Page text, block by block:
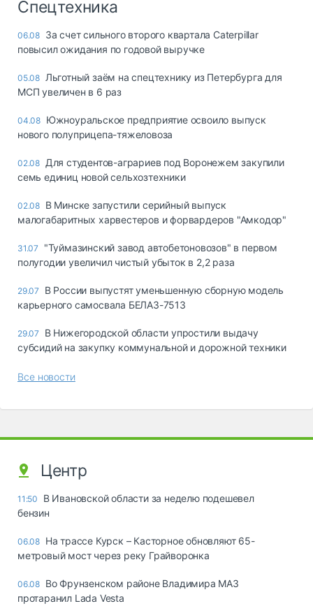
Спецтехника
06.08 За счет сильного второго квартала Caterpillar
повысил ожидания по годовой выручке
05.08 Льготный заём на спецтехнику из Петербурга для
МСП увеличен в 6 раз
04.08 Южноуральское предприятие освоило выпуск
нового полуприцепа-тяжеловоза
02.08 Для студентов-аграриев под Воронежем закупили
семь единиц новой сельхозтехники
02.08 В Минске запустили серийный выпуск
малогабаритных харвестеров и форвардеров "Амкодор"
31.07
"Туймазинский завод автобетоновозов" в первом
полугодии увеличил чистый убыток в 2,2 раза
29.07
В России выпустят уменьшенную сборную модель
карьерного самосвала БЕЛАЗ-7513
29.07
В Нижегородской области упростили выдачу
субсидий на закупку коммунальной и дорожной техники
Все новости
Центр
11:50
В Ивановской области за неделю подешевел
бензин
06.08 На трассе Курск – Касторное обновляют 65-
метровый мост через реку Грайворонка
06.08 Во Фрунзенском районе Владимира МАЗ
протаранил Lada Vesta